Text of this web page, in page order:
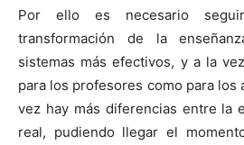
Por ello es necesario
transformación de la
sistemas más efectivos, y a la
para los profesores como para los
vez hay más diferencias entre la
real, pudiendo llegar el